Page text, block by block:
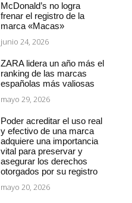
McDonald’s no logra
frenar el registro de la
marca «Macas»
junio 24, 2026
ZARA lidera un año más el
ranking de las marcas
españolas más valiosas
mayo 29, 2026
Poder acreditar el uso real
y efectivo de una marca
adquiere una importancia
vital para preservar y
asegurar los derechos
otorgados por su registro
mayo 20, 2026